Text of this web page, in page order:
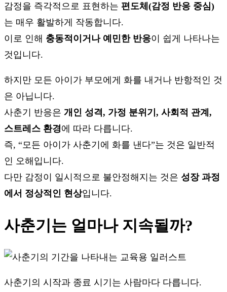
감정을 즉각적으로 표현하는 편도체(감정 반응 중심)
는 매우 활발하게 작동합니다.
이로 인해 충동적이거나 예민한 반응이 쉽게 나타나는
것입니다.
하지만 모든 아이가 부모에게 화를 내거나 반항적인 것
은 아닙니다.
사춘기 반응은 개인 성격, 가정 분위기, 사회적 관계,
스트레스 환경에 따라 다릅니다.
즉, “모든 아이가 사춘기에 화를 낸다”는 것은 일반적
인 오해입니다.
다만 감정이 일시적으로 불안정해지는 것은 성장 과정
에서 정상적인 현상입니다.
사춘기는 얼마나 지속될까?
사춘기의 시작과 종료 시기는 사람마다 다릅니다.